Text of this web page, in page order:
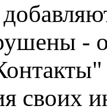
-
своих